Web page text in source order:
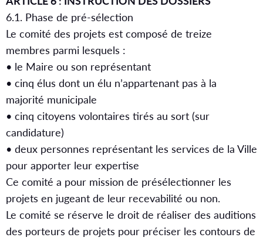
6.1. Phase de pré-sélection
Le comité des projets est composé de treize
membres parmi lesquels :
• le Maire ou son représentant
• cinq élus dont un élu n’appartenant pas à la
majorité municipale
• cinq citoyens volontaires tirés au sort (sur
candidature)
• deux personnes représentant les services de la Ville
pour apporter leur expertise
Ce comité a pour mission de présélectionner les
projets en jugeant de leur recevabilité ou non.
Le comité se réserve le droit de réaliser des auditions
des porteurs de projets pour préciser les contours de